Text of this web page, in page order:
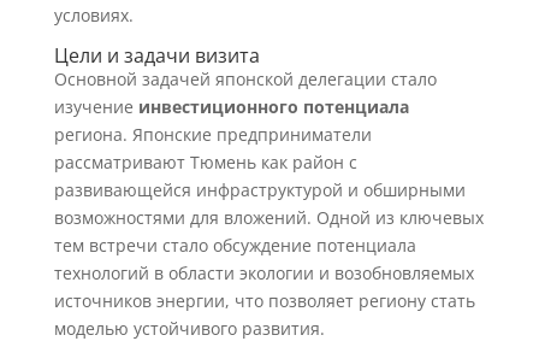
условиях.
Цели и задачи визита
Основной задачей японской делегации стало
изучение инвестиционного потенциала
региона. Японские предприниматели
рассматривают Тюмень как район с
развивающейся инфраструктурой и обширными
возможностями для вложений. Одной из ключевых
тем встречи стало обсуждение потенциала
технологий в области экологии и возобновляемых
источников энергии, что позволяет региону стать
моделью устойчивого развития.